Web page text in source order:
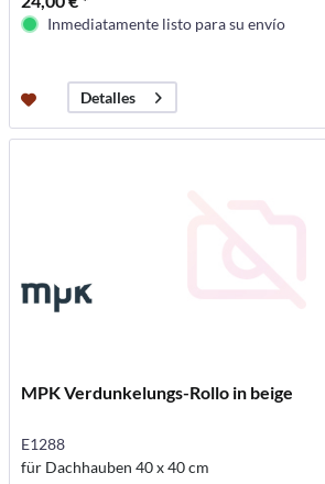
Inmediatamente listo para su envío
Detalles
MPK Verdunkelungs-Rollo in beige
E1288
für Dachhauben 40 x 40 cm